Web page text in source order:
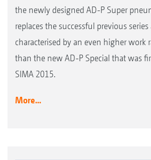
the newly designed AD-P Super
replaces the successful previous series
characterised by an even higher work
than the new AD-P Special that was
SIMA 2015.
More...